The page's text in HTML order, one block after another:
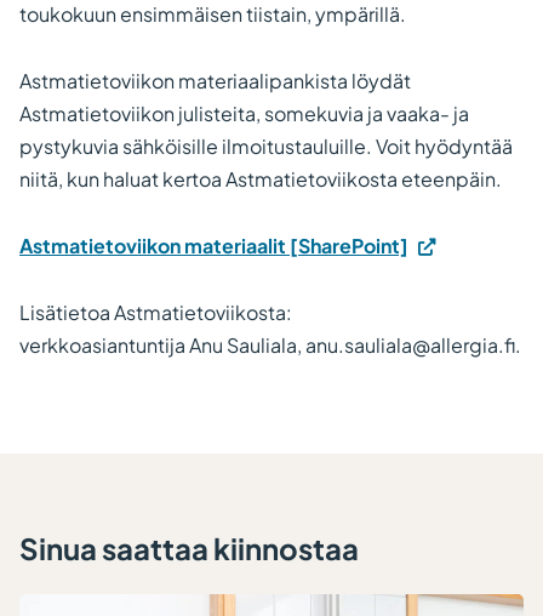
toukokuun ensimmäisen tiistain, ympärillä.
Astmatietoviikon materiaalipankista löydät
Astmatietoviikon julisteita, somekuvia ja vaaka- ja
pystykuvia sähköisille ilmoitustauluille. Voit hyödyntää
niitä, kun haluat kertoa Astmatietoviikosta eteenpäin.
Astmatietoviikon materiaalit [SharePoint]
Lisätietoa Astmatietoviikosta:
verkkoasiantuntija Anu Sauliala, anu.sauliala@allergia.fi.
Sinua saattaa kiinnostaa